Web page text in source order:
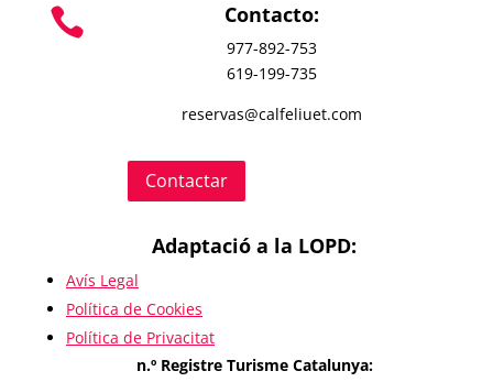
 Contacto:
977-892-753
619-199-735
reservas@calfeliuet.com
Contactar
Adaptació a la LOPD:
Avís Legal
Política de Cookies
Política de Privacitat
n.º Registre Turisme Catalunya: